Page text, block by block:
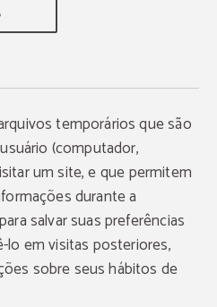
temporários que são
(computador,
um site, e que permitem
durante a
salvar suas preferências
lo em visitas posteriores,
sobre seus hábitos de